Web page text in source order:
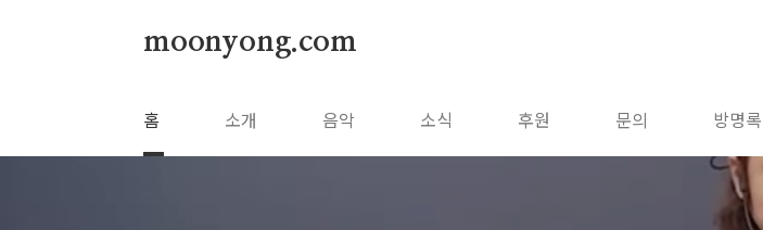
moonyong.com
홈 소개 음악 소식 후원 문의 방명록